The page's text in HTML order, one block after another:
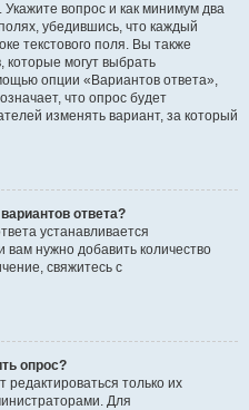
вопрос и как минимум два
убедившись, что каждый
текстового поля. Вы также
которые могут выбрать
опции «Вариантов ответа»,
что опрос будет
изменять вариант, за который
ответа?
устанавливается
нужно добавить количество
свяжитесь с
опрос?
редактироваться только их
Для